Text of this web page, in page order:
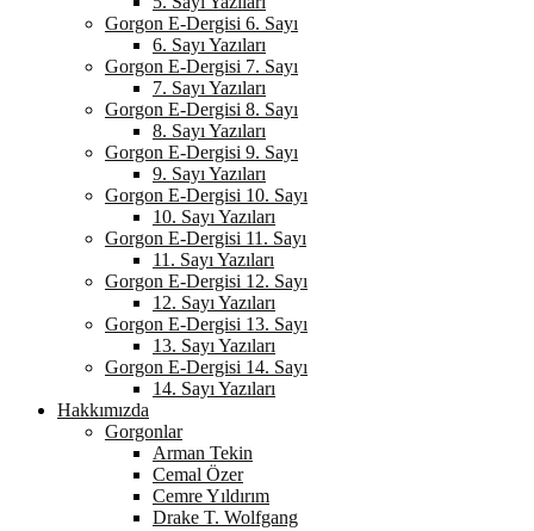
Gorgon E-Dergisi 6. Sayı
6. Sayı Yazıları
Gorgon E-Dergisi 7. Sayı
7. Sayı Yazıları
Gorgon E-Dergisi 8. Sayı
8. Sayı Yazıları
Gorgon E-Dergisi 9. Sayı
9. Sayı Yazıları
Gorgon E-Dergisi 10. Sayı
10. Sayı Yazıları
Gorgon E-Dergisi 11. Sayı
11. Sayı Yazıları
Gorgon E-Dergisi 12. Sayı
12. Sayı Yazıları
Gorgon E-Dergisi 13. Sayı
13. Sayı Yazıları
Gorgon E-Dergisi 14. Sayı
14. Sayı Yazıları
Hakkımızda
Gorgonlar
Arman Tekin
Cemal Özer
Cemre Yıldırım
Drake T. Wolfgang